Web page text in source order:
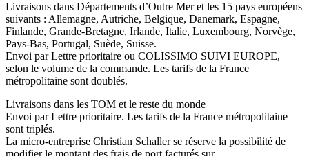
Livraisons dans Départements d’Outre Mer et les 15 pays européens
suivants : Allemagne, Autriche, Belgique, Danemark, Espagne,
Finlande, Grande-Bretagne, Irlande, Italie, Luxembourg, Norvège,
Pays-Bas, Portugal, Suède, Suisse.
Envoi par Lettre prioritaire ou COLISSIMO SUIVI EUROPE,
selon le volume de la commande. Les tarifs de la France
métropolitaine sont doublés.
Livraisons dans les TOM et le reste du monde
Envoi par Lettre prioritaire. Les tarifs de la France métropolitaine
sont triplés.
La micro-entreprise Christian Schaller se réserve la possibilité de